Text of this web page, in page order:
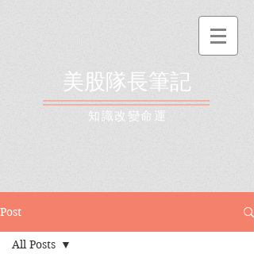
美股隊長筆記
​知識改變命運
Post
All Posts